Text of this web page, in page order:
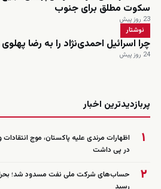
سکوت مطلق برای جنوب
23 روز پیش
نوشتار
چرا اسرائیل احمدی‌نژاد را به رضا
24 روز پیش
پربازدیدترین اخبار
۱
اظهارات مرندی علیه پاکستان، موج
در پی داشت
۲
حساب‌های شرکت ملی نفت مسدود شد؛
رسید